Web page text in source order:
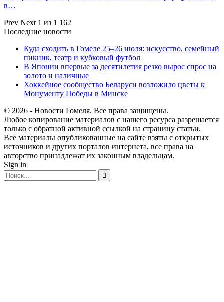
в…
Prev Next 1 из 1 162
Последние новости
Куда сходить в Гомеле 25–26 июля: искусство, семейный
пикник, театр и кубковый футбол
В Японии впервые за десятилетия резко вырос спрос на
золото и наличные
Хоккейное сообщество Беларуси возложило цветы к
Монументу Победы в Минске
© 2026 - Новости Гомеля. Все права защищены.
Любое копирование материалов с нашего ресурса разрешается
только с обратной активной ссылкой на страницу статьи.
Все материалы опубликованные на сайте взяты с открытых
источников и других порталов интернета, все права на
авторство принадлежат их законным владельцам.
Sign in